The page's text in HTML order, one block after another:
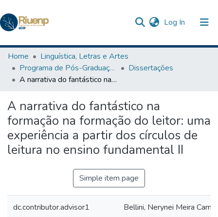
Log In (current)
Communities & Collections
Browse DSpace
The Repository
Home
Linguística, Letras e Artes
Programa de Pós-Graduação Profissional em Letras
Dissertações
A narrativa do fantástico na formação na formação do leitor: uma experiência a partir dos círculos de leitura no ensino fundamental II
A narrativa do fantástico na
formação na formação do leitor: uma
experiência a partir dos círculos de
leitura no ensino fundamental II
Simple item page
dc.contributor.advisor1 Bellini, Nerynei Meira